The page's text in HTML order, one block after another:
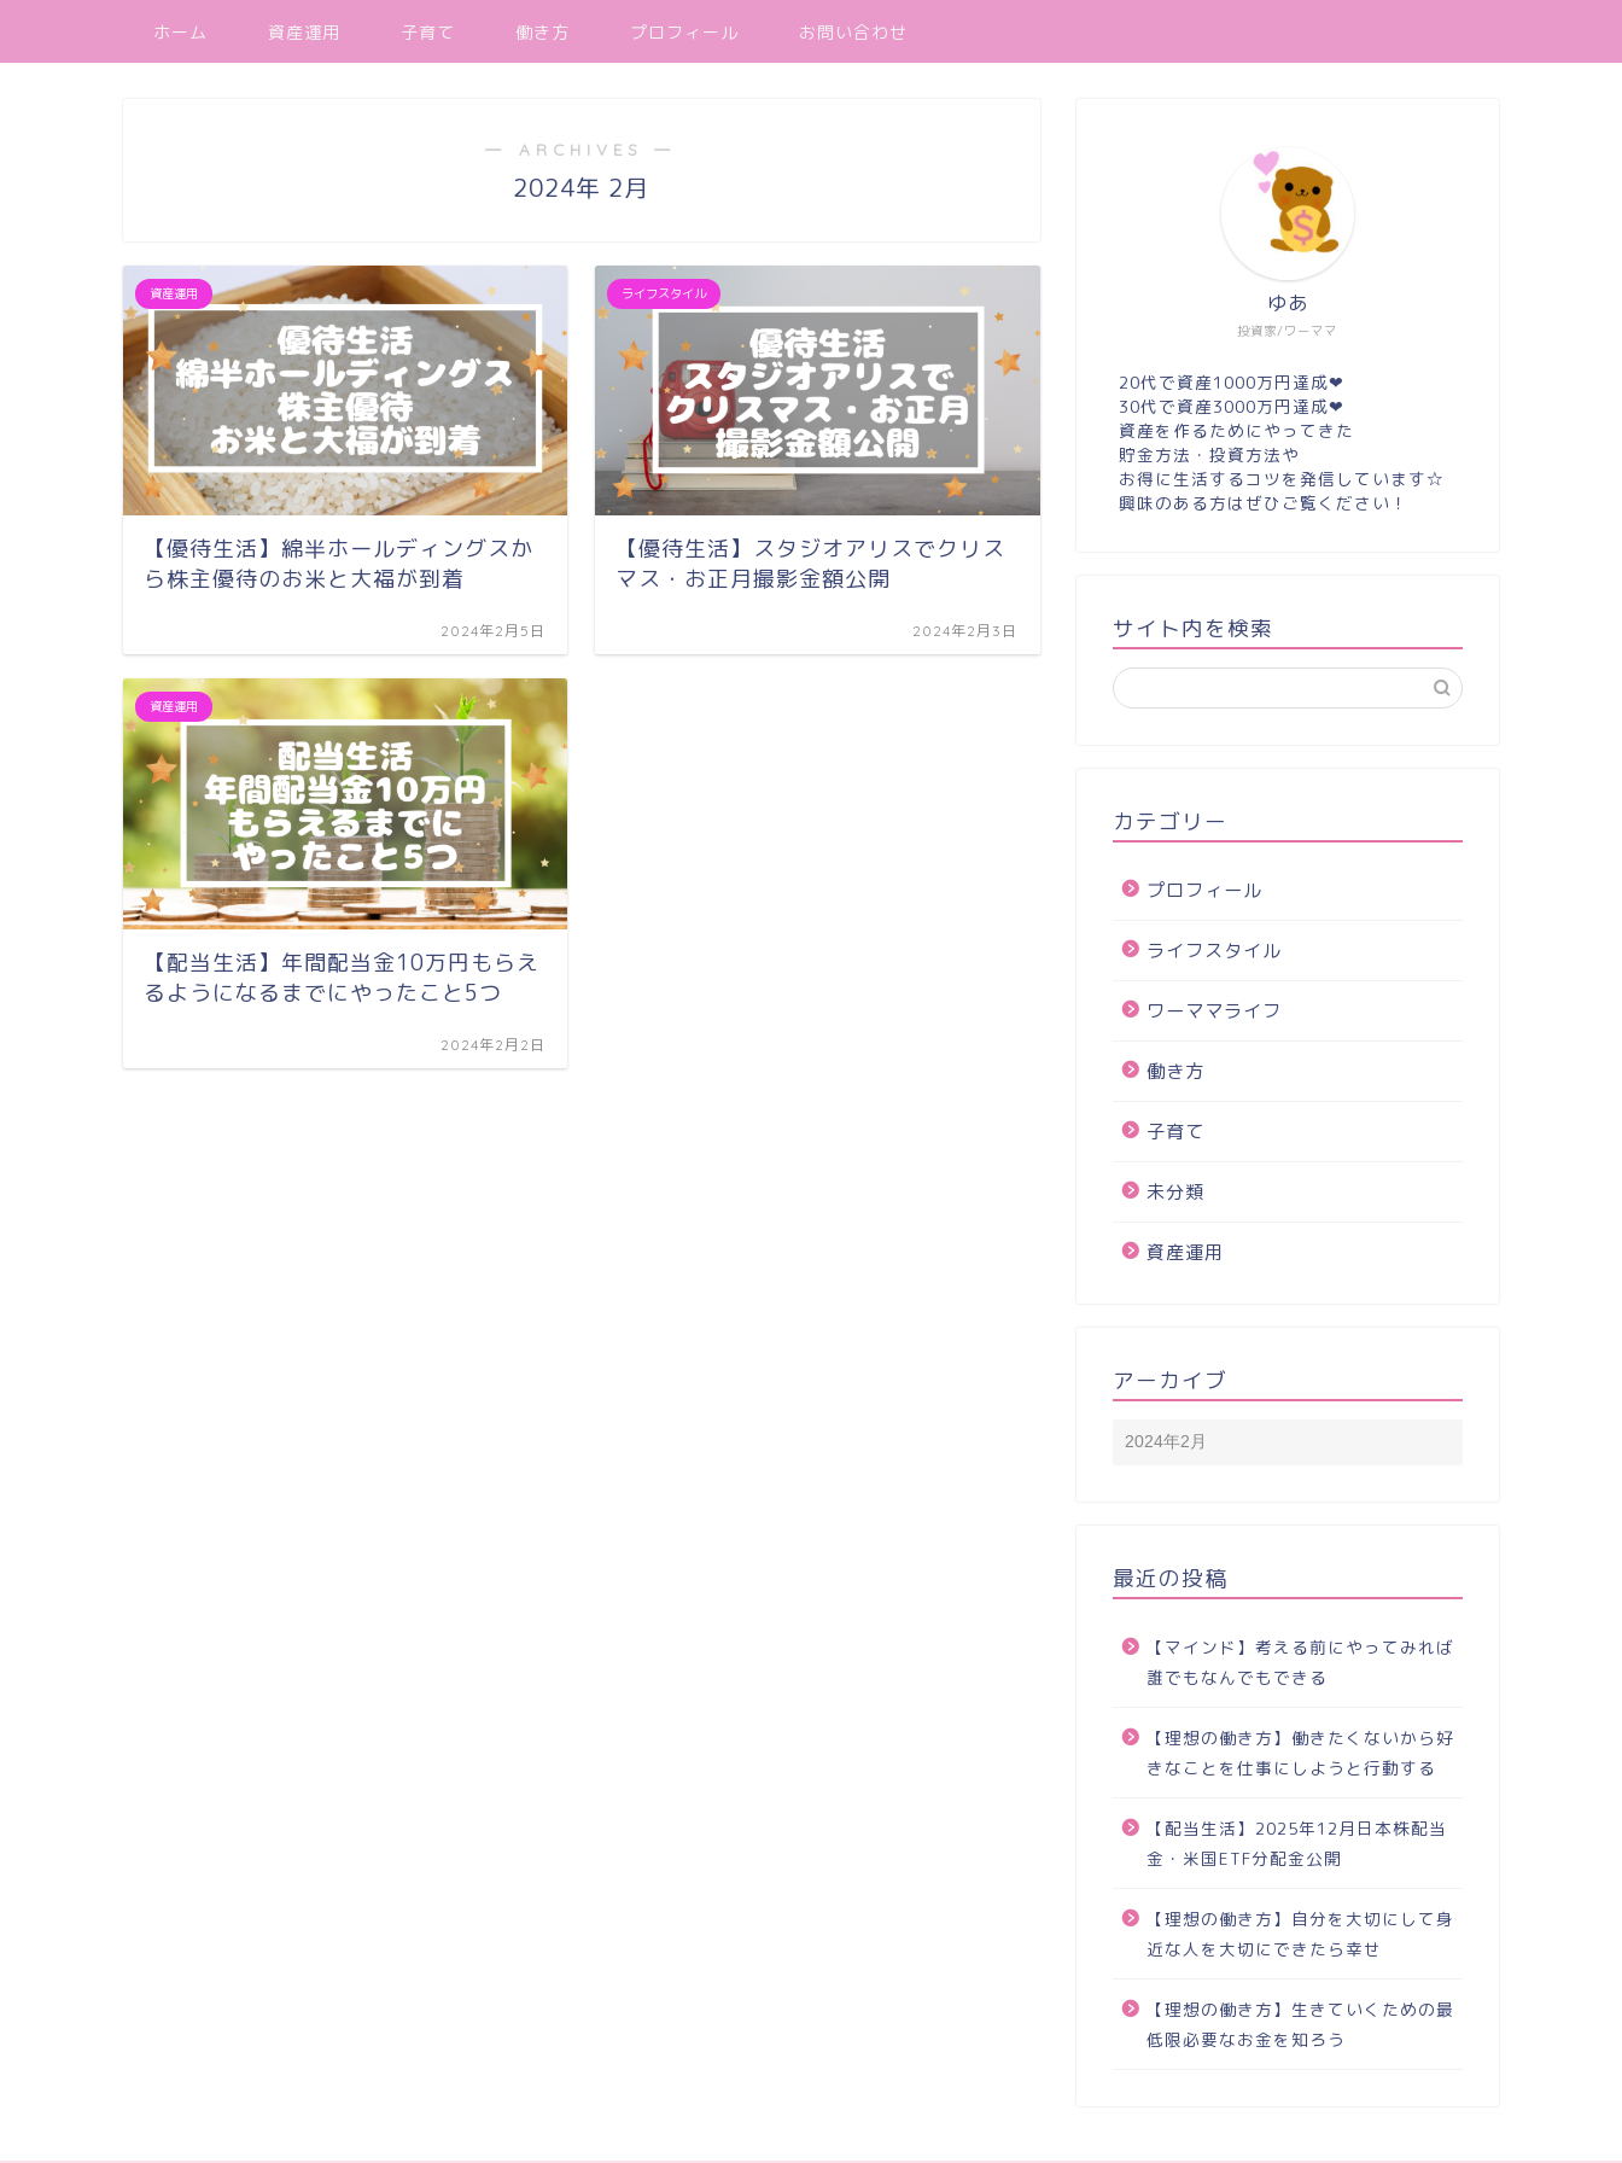
ホーム 資産運用 子育て 働き方 プロフィール お問い合わせ
― ARCHIVES ―
2024年 2月
資産運用
【優待生活】綿半ホールディングスか
ら株主優待のお米と大福が到着
2024年2月5日
ライフスタイル
【優待生活】スタジオアリスでクリス
マス・お正月撮影金額公開
2024年2月3日
資産運用
【配当生活】年間配当金10万円もらえ
るようになるまでにやったこと5つ
2024年2月2日
投資家/ワーママ
ゆあ
20代で資産1000万円達成❤︎
30代で資産3000万円達成❤︎
資産を作るためにやってきた
貯金方法・投資方法や
お得に生活するコツを発信しています☆
興味のある方はぜひご覧ください！
サイト内を検索
カテゴリー
プロフィール
ライフスタイル
ワーママライフ
働き方
子育て
未分類
資産運用
アーカイブ
最近の投稿
【マインド】考える前にやってみれば
誰でもなんでもできる
【理想の働き方】働きたくないから好
きなことを仕事にしようと行動する
【配当生活】2025年12月日本株配当
金・米国ETF分配金公開
【理想の働き方】自分を大切にして身
近な人を大切にできたら幸せ
【理想の働き方】生きていくための最
低限必要なお金を知ろう